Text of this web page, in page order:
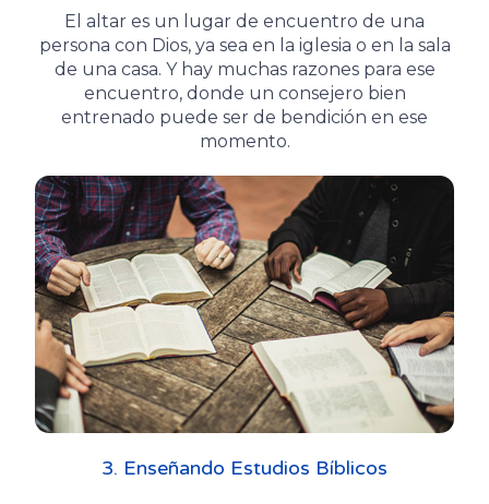
El altar es un lugar de encuentro de una
persona con Dios, ya sea en la iglesia o en la sala
de una casa. Y hay muchas razones para ese
encuentro, donde un consejero bien
entrenado puede ser de bendición en ese
momento.
3. Enseñando Estudios Bíblicos